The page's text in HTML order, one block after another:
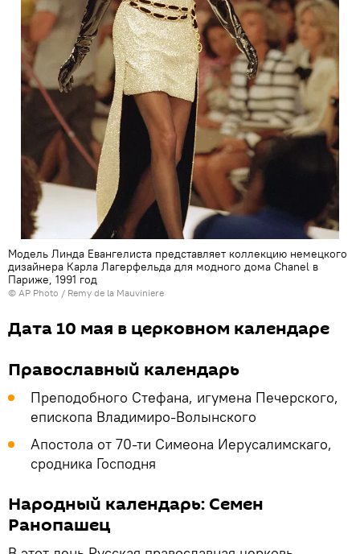
Модель Линда Евангелиста представляет коллекцию немецкого
дизайнера Карла Лагерфельда для модного дома Chanel в
Париже, 1991 год
© AP Photo / Remy de la Mauviniere
Дата 10 мая в церковном календаре
Православный календарь
Преподобного Стефана, игумена Печерского,
епископа Владимиро-Волынского
Апостола от 70-ти Симеона Иерусалимскаго,
сродника Господня
Народный календарь: Семен
Ранопашец